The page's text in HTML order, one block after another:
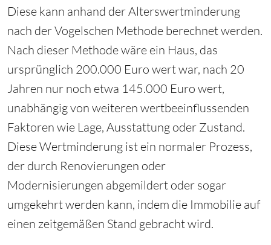
Diese kann anhand der Alterswertminderung
nach der Vogelschen Methode berechnet werden.
Nach dieser Methode wäre ein Haus, das
ursprünglich 200.000 Euro wert war, nach 20
Jahren nur noch etwa 145.000 Euro wert,
unabhängig von weiteren wertbeeinflussenden
Faktoren wie Lage, Ausstattung oder Zustand.
Diese Wertminderung ist ein normaler Prozess,
der durch Renovierungen oder
Modernisierungen abgemildert oder sogar
umgekehrt werden kann, indem die Immobilie auf
einen zeitgemäßen Stand gebracht wird.